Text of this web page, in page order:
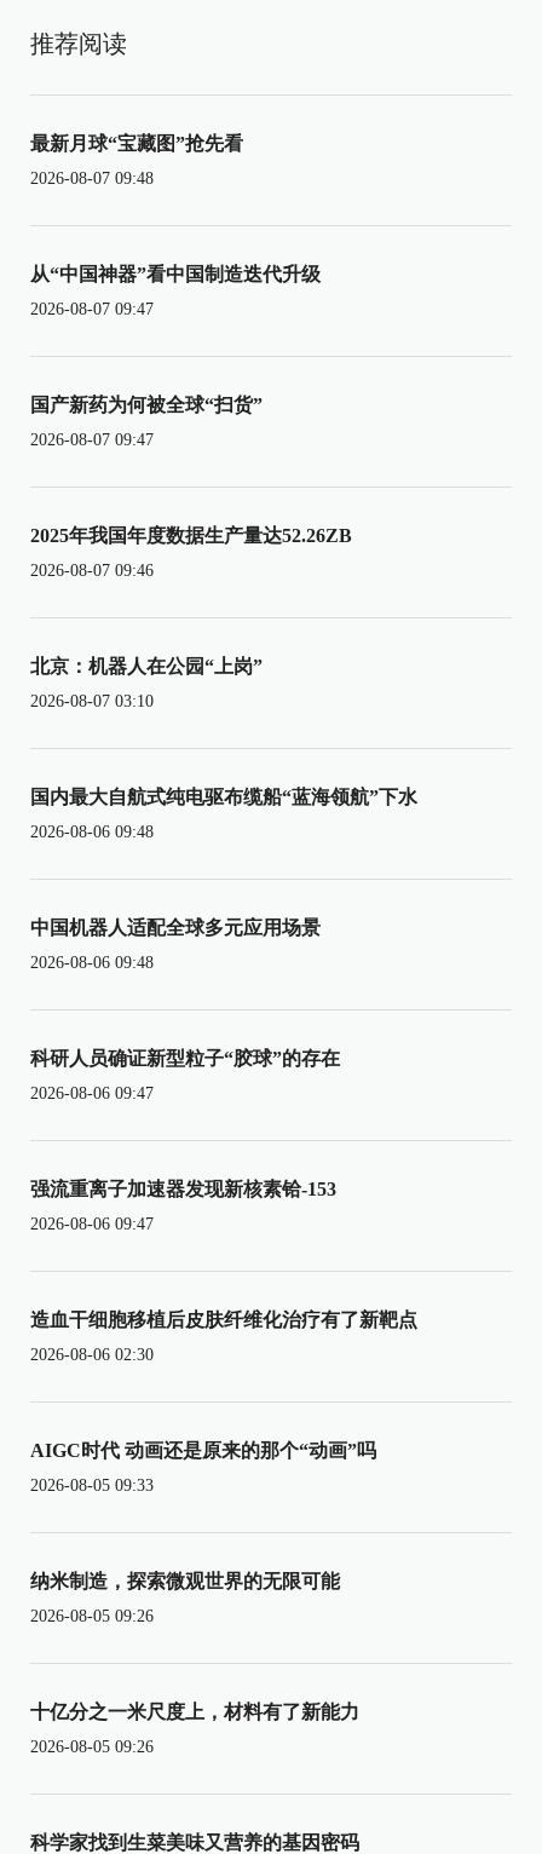
推荐阅读
最新月球“宝藏图”抢先看
2026-08-07 09:48
从“中国神器”看中国制造迭代升级
2026-08-07 09:47
国产新药为何被全球“扫货”
2026-08-07 09:47
2025年我国年度数据生产量达52.26ZB
2026-08-07 09:46
北京：机器人在公园“上岗”
2026-08-07 03:10
国内最大自航式纯电驱布缆船“蓝海领航”下水
2026-08-06 09:48
中国机器人适配全球多元应用场景
2026-08-06 09:48
科研人员确证新型粒子“胶球”的存在
2026-08-06 09:47
强流重离子加速器发现新核素铪-153
2026-08-06 09:47
造血干细胞移植后皮肤纤维化治疗有了新靶点
2026-08-06 02:30
AIGC时代 动画还是原来的那个“动画”吗
2026-08-05 09:33
纳米制造，探索微观世界的无限可能
2026-08-05 09:26
十亿分之一米尺度上，材料有了新能力
2026-08-05 09:26
科学家找到生菜美味又营养的基因密码